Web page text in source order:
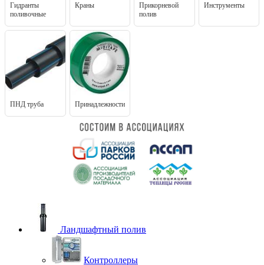
Гидранты
поливочные
Краны
Прикорневой
полив
Инструменты
ПНД труба Принадлежности
Ландшафтный полив
Контроллеры